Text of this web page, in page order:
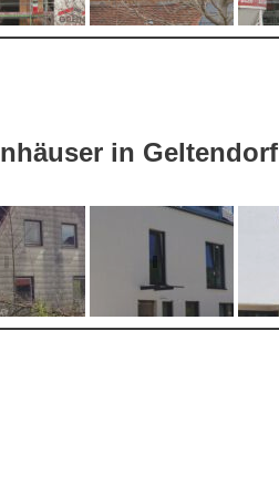
in Geltendorf